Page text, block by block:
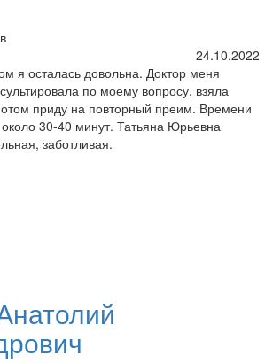
24.10.2022
я осталась довольна. Доктор меня
по моему вопросу, взяла
приду на повторный преим. Времени
30-40 минут. Татьяна Юрьевна
заботливая.